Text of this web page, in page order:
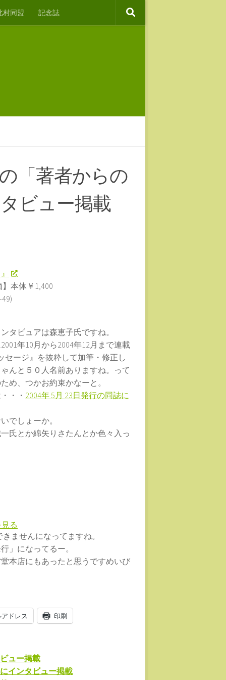
村同盟 記念誌
「著者からの
ビュー掲載
本体￥1,400
タビュアは森恵子氏ですね。
年10月から2004年12月まで連載
セージ』を抜粋して加筆・修正し
んと５０人名前ありますね。って
め、つかお約束かなーと。
・・ 2004年 5月 23日発行の同誌に
でしょーか。
氏とか綿矢りさたんとか色々入っ
る
ませんになってますね。
」になってるー。
本店にもあったと思うですめいび
ドレス 印刷
ュー掲載
インタビュー掲載